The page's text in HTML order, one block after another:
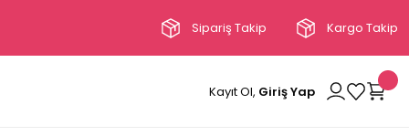
Sipariş Takip Kargo Takip
Kayıt Ol, Giriş Yap